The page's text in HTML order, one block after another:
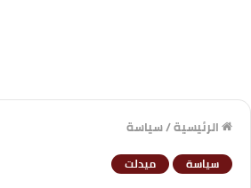
الرئيسية/سياسة
سياسة ميدلت